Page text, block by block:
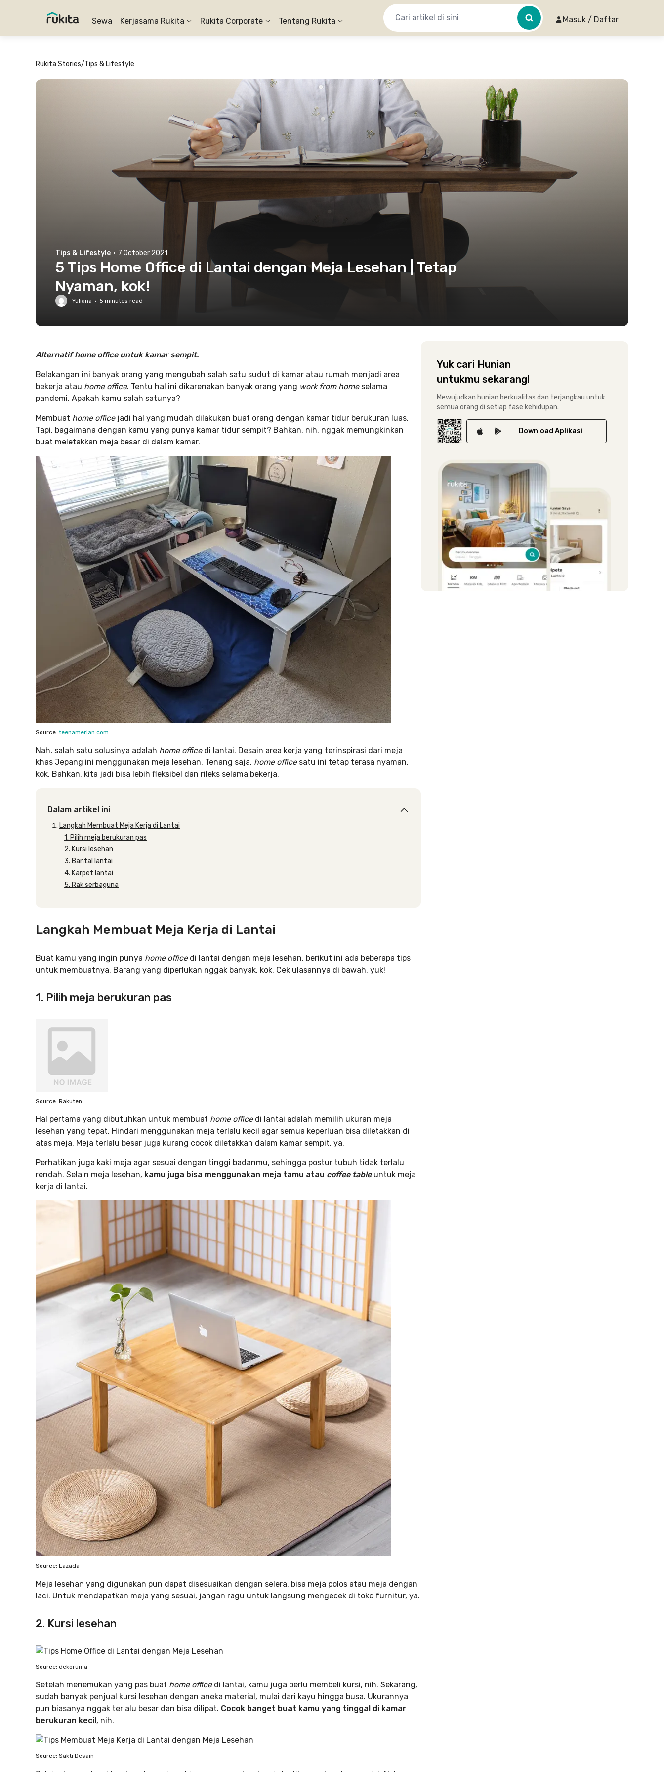
Sewa Kerjasama Rukita Rukita Corporate Tentang Rukita Masuk / Daftar
Rukita Stories/Tips & Lifestyle
Tips & Lifestyle · 7 October 2021
5 Tips Home Office di Lantai dengan Meja Lesehan | Tetap
Nyaman, kok!
Yuliana · 5 minutes read
Alternatif home office untuk kamar sempit.
Belakangan ini banyak orang yang mengubah salah satu sudut di kamar atau rumah menjadi area
bekerja atau home office. Tentu hal ini dikarenakan banyak orang yang work from homeselama
pandemi. Apakah kamu salah satunya?
Membuat home officejadi hal yang mudah dilakukan buat orang dengan kamar tidur berukuran luas.
Tapi, bagaimana dengan kamu yang punya kamar tidur sempit? Bahkan, nih, nggak memungkinkan
buat meletakkan meja besar di dalam kamar.
Source: teenamerlan.com
Nah, salah satu solusinya adalah home officedi lantai. Desain area kerja yang terinspirasi dari meja
khas Jepang ini menggunakan meja lesehan. Tenang saja, home officesatu ini tetap terasa nyaman,
kok. Bahkan, kita jadi bisa lebih fleksibel dan rileks selama bekerja.
Dalam artikel ini
Langkah Membuat Meja Kerja di Lantai
1. Pilih meja berukuran pas
2. Kursi lesehan
3. Bantal lantai
4. Karpet lantai
5. Rak serbaguna
Langkah Membuat Meja Kerja di Lantai
Buat kamu yang ingin punya home officedi lantai dengan meja lesehan, berikut ini ada beberapa tips
untuk membuatnya. Barang yang diperlukan nggak banyak, kok. Cek ulasannya di bawah, yuk!
1. Pilih meja berukuran pas
Source: Rakuten
Hal pertama yang dibutuhkan untuk membuat home officedi lantai adalah memilih ukuran meja
lesehan yang tepat. Hindari menggunakan meja terlalu kecil agar semua keperluan bisa diletakkan di
atas meja. Meja terlalu besar juga kurang cocok diletakkan dalam kamar sempit, ya.
Perhatikan juga kaki meja agar sesuai dengan tinggi badanmu, sehingga postur tubuh tidak terlalu
rendah. Selain meja lesehan, kamu juga bisa menggunakan meja tamu atau coffee table untuk meja
kerja di lantai.
Source: Lazada
Meja lesehan yang digunakan pun dapat disesuaikan dengan selera, bisa meja polos atau meja dengan
laci. Untuk mendapatkan meja yang sesuai, jangan ragu untuk langsung mengecek di toko furnitur, ya.
2. Kursi lesehan
Source: dekoruma
Setelah menemukan yang pas buat home officedi lantai, kamu juga perlu membeli kursi, nih. Sekarang,
sudah banyak penjual kursi lesehan dengan aneka material, mulai dari kayu hingga busa. Ukurannya
pun biasanya nggak terlalu besar dan bisa dilipat. Cocok banget buat kamu yang tinggal di kamar
berukuran kecil, nih.
Source: Sakti Desain
Yuk cari Hunian
untukmu sekarang!
Mewujudkan hunian berkualitas dan terjangkau untuk
semua orang di setiap fase kehidupan.
Download Aplikasi